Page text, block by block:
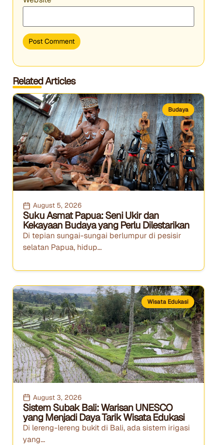
Related Articles
Budaya
August 5, 2026
Suku Asmat Papua: Seni Ukir dan
Kekayaan Budaya yang Perlu Dilestarikan
Di tepian sungai-sungai berlumpur di pesisir
selatan Papua, hidup...
Wisata Edukasi
August 3, 2026
Sistem Subak Bali: Warisan UNESCO
yang Menjadi Daya Tarik Wisata Edukasi
Di lereng-lereng bukit di Bali, ada sistem irigasi
yang...